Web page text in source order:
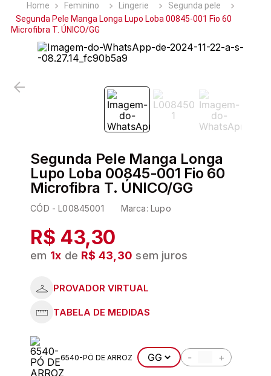
Feminino Lingerie
Segunda pele
Segunda Pele Manga Longa Lupo Loba 00845-001 Fio 60
Microfibra T. ÚNICO/GG
Segunda Pele Manga Longa
Lupo Loba 00845-001 Fio 60
Microfibra T. ÚNICO/GG
CÓD -L00845001 Marca:Lupo
R$ 43,30
em 1x de R$ 43,30 sem juros
6540-PÓ DE ARROZ - +
1 º
cuecas
3º
pijamas
sutiã bojo
sutia
8 º
pijama
9º
demillus